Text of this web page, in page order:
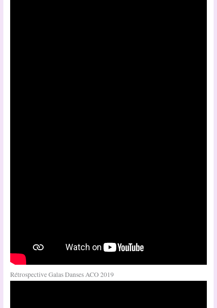
Rétrospective Galas Danses ACO 2019